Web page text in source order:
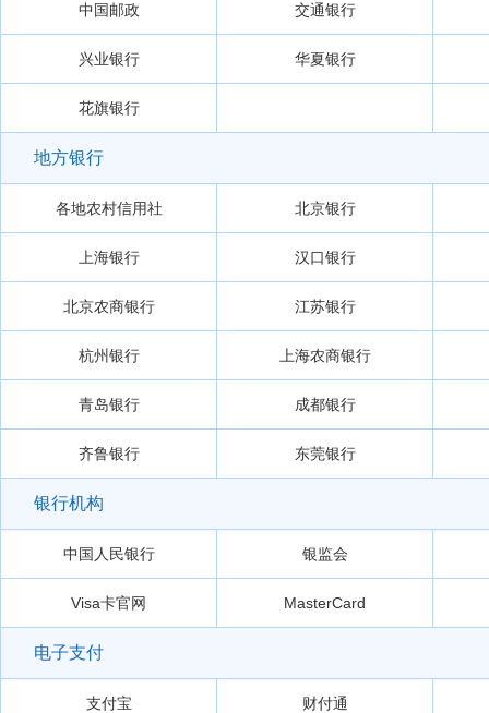
中国邮政 交通银行
兴业银行 华夏银行
花旗银行
地方银行
各地农村信用社 北京银行
上海银行 汉口银行
北京农商银行 江苏银行
杭州银行 上海农商银行
青岛银行 成都银行
齐鲁银行 东莞银行
银行机构
中国人民银行 银监会
Visa卡官网 MasterCard
电子支付
支付宝 财付通